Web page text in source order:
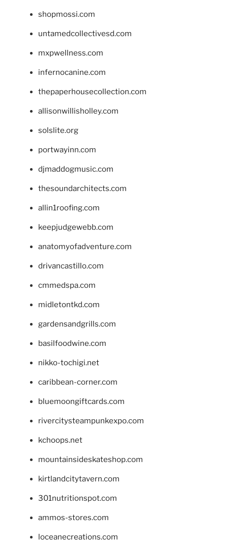
shopmossi.com
untamedcollectivesd.com
mxpwellness.com
infernocanine.com
thepaperhousecollection.com
allisonwillisholley.com
solslite.org
portwayinn.com
djmaddogmusic.com
thesoundarchitects.com
allin1roofing.com
keepjudgewebb.com
anatomyofadventure.com
drivancastillo.com
cmmedspa.com
midletontkd.com
gardensandgrills.com
basilfoodwine.com
nikko-tochigi.net
caribbean-corner.com
bluemoongiftcards.com
rivercitysteampunkexpo.com
kchoops.net
mountainsideskateshop.com
kirtlandcitytavern.com
301nutritionspot.com
ammos-stores.com
loceanecreations.com